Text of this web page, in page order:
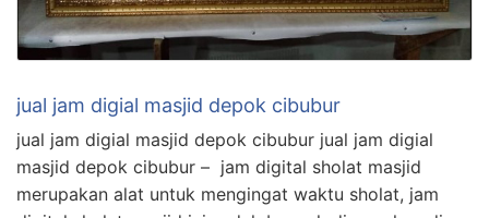
jual jam digial masjid depok cibubur
jual jam digial masjid depok cibubur jual jam digial
masjid depok cibubur – jam digital sholat masjid
merupakan alat untuk mengingat waktu sholat, jam